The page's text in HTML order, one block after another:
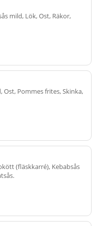
mild, Lök, Ost, Räkor,
Ost, Pommes frites, Skinka,
(fläskkarré), Kebabsås
.